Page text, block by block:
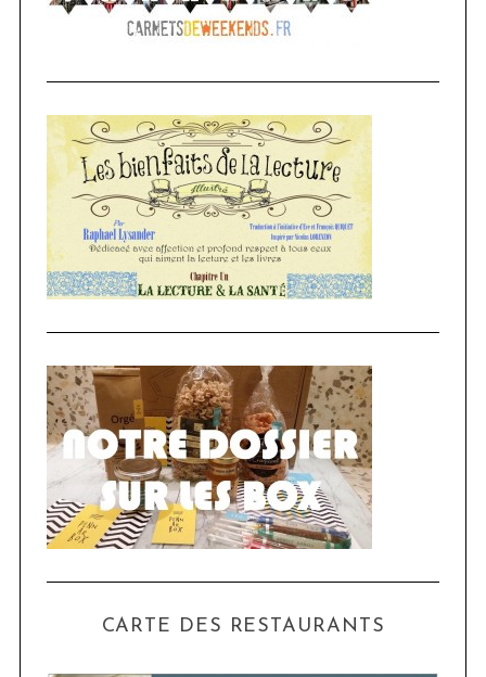
CARTE DES RESTAURANTS